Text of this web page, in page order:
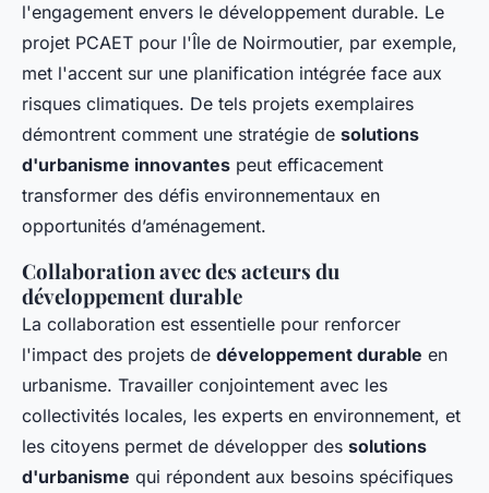
l'engagement envers le développement durable. Le
projet PCAET pour l'Île de Noirmoutier, par exemple,
met l'accent sur une planification intégrée face aux
risques climatiques. De tels projets exemplaires
démontrent comment une stratégie de solutions
d'urbanisme innovantes peut efficacement
transformer des défis environnementaux en
opportunités d’aménagement.
Collaboration avec des acteurs du
développement durable
La collaboration est essentielle pour renforcer
l'impact des projets de développement durable en
urbanisme. Travailler conjointement avec les
collectivités locales, les experts en environnement, et
les citoyens permet de développer des solutions
d'urbanisme qui répondent aux besoins spécifiques